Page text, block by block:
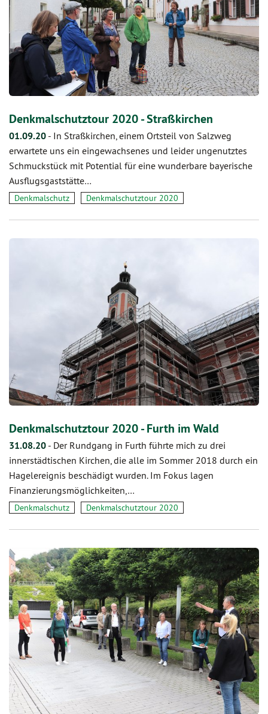
Denkmalschutztour 2020 - Straßkirchen
01.09.20 - In Straßkirchen, einem Ortsteil von Salzweg
erwartete uns ein eingewachsenes und leider ungenutztes
Schmuckstück mit Potential für eine wunderbare bayerische
Ausflugsgaststätte…
Denkmalschutz Denkmalschutztour 2020
Denkmalschutztour 2020 - Furth im Wald
31.08.20 - Der Rundgang in Furth führte mich zu drei
innerstädtischen Kirchen, die alle im Sommer 2018 durch ein
Hagelereignis beschädigt wurden. Im Fokus lagen
Finanzierungsmöglichkeiten,…
Denkmalschutz Denkmalschutztour 2020